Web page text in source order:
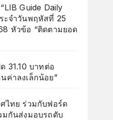
Guide Daily
ะจำวันพฤหัสที่ 25
หัวข้อ “ติดตามยอด
31.10 บาทต่อ
ค่าลงเล็กน้อย”
ไทย ร่วมกับฟอร์ด
มกันส่งมอบรถดับ